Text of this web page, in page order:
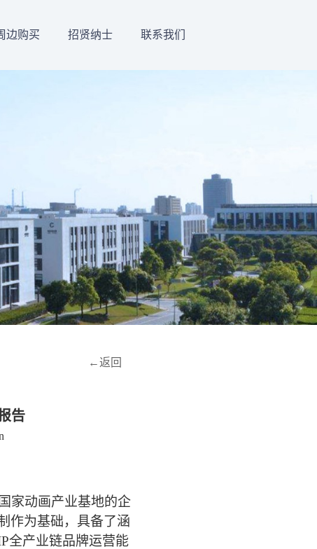
边购买 招贤纳士 联系我们
←返回
告
家动画产业基地的企
作为基础，具备了涵
全产业链品牌运营能